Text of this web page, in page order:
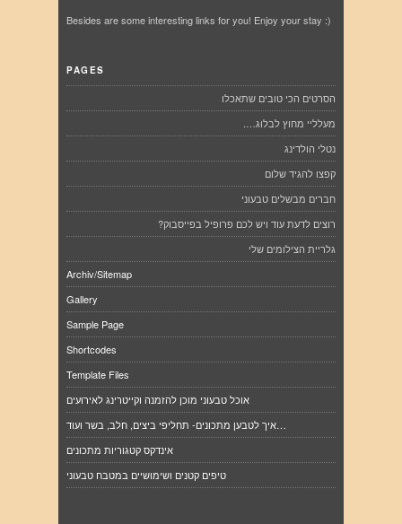
Besides are some interesting links for you! Enjoy your stay :)
PAGES
הסרטים הכי טובים שתאכלו
מעלליי מחוץ לבלוג….
נטלי הולדינג
קפצו להגיד שלום
חברים מבשלים טבעוני
רוצים לדעת עוד ויש לכם פרופיל בפייסבוק?
גלריית הצילומים שלי
Archiv/Sitemap
Gallery
Sample Page
Shortcodes
Template Files
אוכל טבעוני מוכן להזמנה וקייטרינג לאירועים
איך לטבען מתכונים- תחליפי ביצים, חלב, בשר ועוד…
אינדקס קטגוריות מתכונים
טיפים קטנים ושימושיים במטבח טבעוני